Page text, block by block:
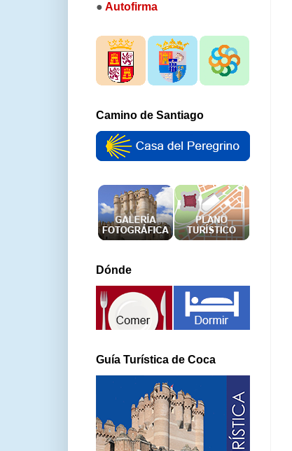
● Autofirma
Camino de Santiago
Dónde
Guía Turística de Coca